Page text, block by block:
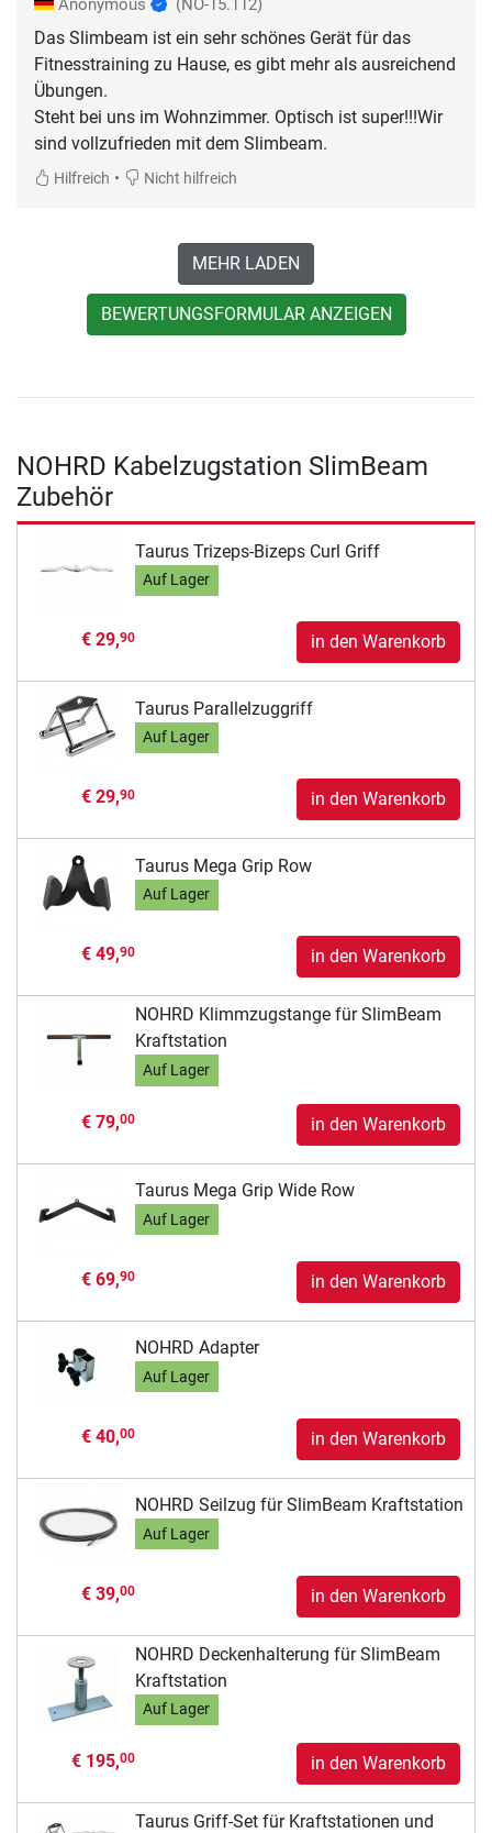
Anonymous (NO-15.112)
Das Slimbeam ist ein sehr schönes Gerät für das
Fitnesstraining zu Hause, es gibt mehr als ausreichend
Übungen.
Steht bei uns im Wohnzimmer. Optisch ist super!!!Wir
sind vollzufrieden mit dem Slimbeam.
Hilfreich • Nicht hilfreich
MEHR LADEN
BEWERTUNGSFORMULAR ANZEIGEN
NOHRD Kabelzugstation SlimBeam
Zubehör
Taurus Trizeps-Bizeps Curl Griff
Auf Lager
€ 29,90 in den Warenkorb
Taurus Parallelzuggriff
Auf Lager
€ 29,90 in den Warenkorb
Taurus Mega Grip Row
Auf Lager
€ 49,90 in den Warenkorb
NOHRD Klimmzugstange für SlimBeam
Kraftstation
Auf Lager
€ 79,00 in den Warenkorb
Taurus Mega Grip Wide Row
Auf Lager
€ 69,90 in den Warenkorb
NOHRD Adapter
Auf Lager
€ 40,00 in den Warenkorb
NOHRD Seilzug für SlimBeam Kraftstation
Auf Lager
€ 39,00 in den Warenkorb
NOHRD Deckenhalterung für SlimBeam
Kraftstation
Auf Lager
€ 195,00 in den Warenkorb
Taurus Griff-Set für Kraftstationen und